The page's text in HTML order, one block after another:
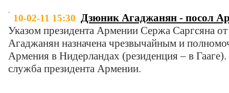
10-02-11 15:30 Дзюник Агаджанян - посол
Указом президента Армении Сержа Саргсяна
Агаджанян назначена чрезвычайным и
Армения в Нидерландах (резиденция – в
служба президента Армении.